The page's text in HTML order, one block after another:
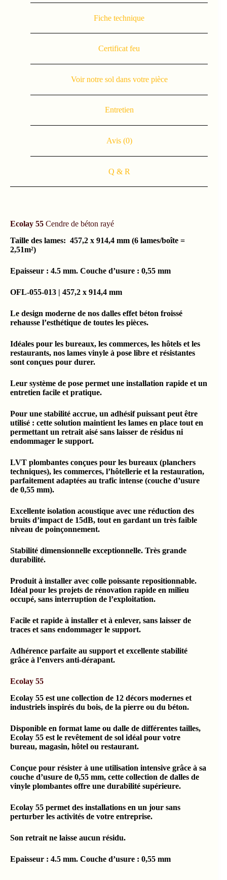
Fiche technique
Certificat feu
Voir notre sol dans votre pièce
Entretien
Avis (0)
Q & R
Ecolay 55 Cendre de béton rayé
Taille des lames: 457,2 x 914,4 mm (6 lames/boîte =
2,51m²)
Epaisseur : 4.5 mm. Couche d’usure : 0,55 mm
OFL-055-013 | 457,2 x 914,4 mm
Le design moderne de nos dalles effet béton froissé
rehausse l’esthétique de toutes les pièces.
Idéales pour les bureaux, les commerces, les hôtels et les
restaurants, nos lames vinyle à pose libre et résistantes
sont conçues pour durer.
Leur système de pose permet une installation rapide et un
entretien facile et pratique.
Pour une stabilité accrue, un adhésif puissant peut être
utilisé : cette solution maintient les lames en place tout en
permettant un retrait aisé sans laisser de résidus ni
endommager le support.
LVT plombantes conçues pour les bureaux (planchers
techniques), les commerces, l’hôtellerie et la restauration,
parfaitement adaptées au trafic intense (couche d’usure
de 0,55 mm).
Excellente isolation acoustique avec une réduction des
bruits d’impact de 15dB, tout en gardant un très faible
niveau de poinçonnement.
Stabilité dimensionnelle exceptionnelle. Très grande
durabilité.
Produit à installer avec colle poissante repositionnable.
Idéal pour les projets de rénovation rapide en milieu
occupé, sans interruption de l’exploitation.
Facile et rapide à installer et à enlever, sans laisser de
traces et sans endommager le support.
Adhérence parfaite au support et excellente stabilité
grâce à l’envers anti-dérapant.
Ecolay 55
Ecolay 55 est une collection de 12 décors modernes et
industriels inspirés du bois, de la pierre ou du béton.
Disponible en format lame ou dalle de différentes tailles,
Ecolay 55 est le revêtement de sol idéal pour votre
bureau, magasin, hôtel ou restaurant.
Conçue pour résister à une utilisation intensive grâce à sa
couche d’usure de 0,55 mm, cette collection de dalles de
vinyle plombantes offre une durabilité supérieure.
Ecolay 55 permet des installations en un jour sans
perturber les activités de votre entreprise.
Son retrait ne laisse aucun résidu.
Epaisseur : 4.5 mm. Couche d’usure : 0,55 mm